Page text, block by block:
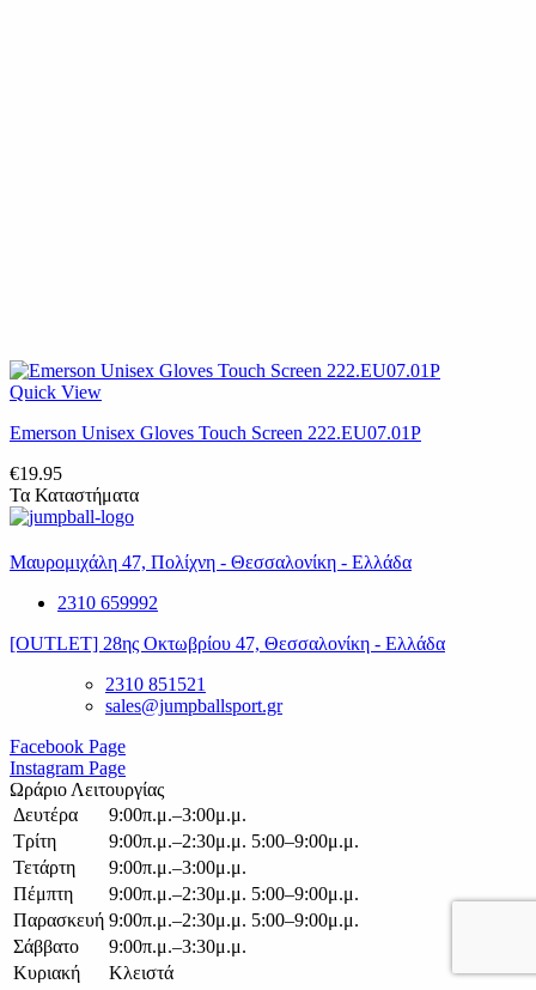
Quick View
Emerson Unisex Gloves Touch Screen 222.EU07.01P
€19.95
Τα Καταστήματα
Μαυρομιχάλη 47, Πολίχνη - Θεσσαλονίκη - Ελλάδα
2310 659992
[OUTLET] 28ης Οκτωβρίου 47, Θεσσαλονίκη - Ελλάδα
2310 851521
sales@jumpballsport.gr
Facebook Page
Instagram Page
Ωράριο Λειτουργίας
Δευτέρα
9:00π.μ.–3:00μ.μ.
Τρίτη
9:00π.μ.–2:30μ.μ. 5:00–9:00μ.μ.
Τετάρτη
9:00π.μ.–3:00μ.μ.
Πέμπτη
9:00π.μ.–2:30μ.μ. 5:00–9:00μ.μ.
Παρασκευή 9:00π.μ.–2:30μ.μ. 5:00–9:00μ.μ.
Σάββατο
9:00π.μ.–3:30μ.μ.
Κυριακή
Κλειστά